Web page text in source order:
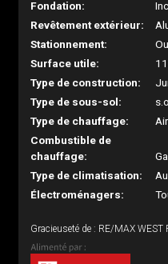
Fondation:
Revêtement extérieur:
Stationnement:
Surface utile:
Type de construction:
Type de sous-sol:
s.o.
Type de chauffage:
Combustible de
chauffage:
Type de climatisation:
Électroménagers:
Gracieuseté de : RE/MAX WEST